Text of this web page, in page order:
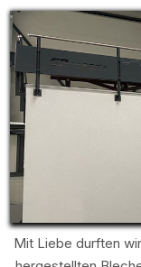
Mit Liebe durften